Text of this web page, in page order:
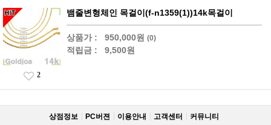
뱀줄변형체인 목걸이(f-n1359(1))14k목걸이
상품가 : 950,000원 (0)
적립금 : 9,500원
2
상점정보 PC버젼 이용안내 고객센터 커뮤니티